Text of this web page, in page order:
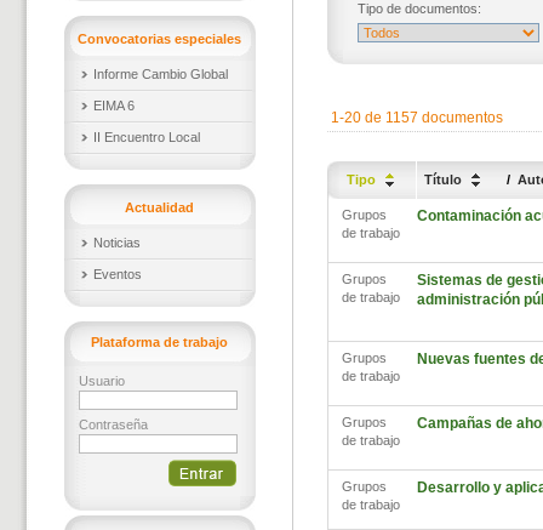
Convocatorias especiales
Informe Cambio Global
EIMA 6
II Encuentro Local
Actualidad
Noticias
Eventos
Plataforma de trabajo
Usuario
Contraseña
Tipo de documentos:
1-20 de 1157 documentos
Tipo Título /
Grupos
de trabajo
Contaminación
Grupos
de trabajo
Sistemas de
administración
Grupos
de trabajo
Nuevas fuentes
Grupos
de trabajo
Campañas de
Grupos
de trabajo
Desarrollo y